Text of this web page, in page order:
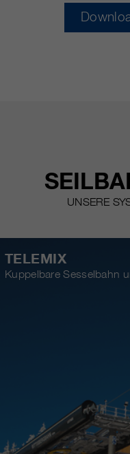
UNSERE
TELEMIX
Kuppelbare Sesselbahn